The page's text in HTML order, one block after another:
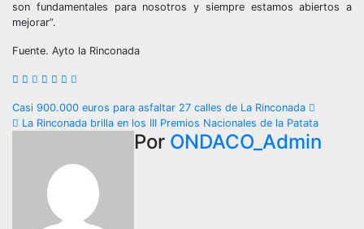
son fundamentales para nosotros y siempre estamos abiertos a
mejorar”.
Fuente. Ayto la Rinconada
Navegación
entradas
Casi 900.000 euros para asfaltar 27 calles de La Rinconada
La Rinconada brilla en los III Premios Nacionales de la Patata
Por ONDACO_Admin